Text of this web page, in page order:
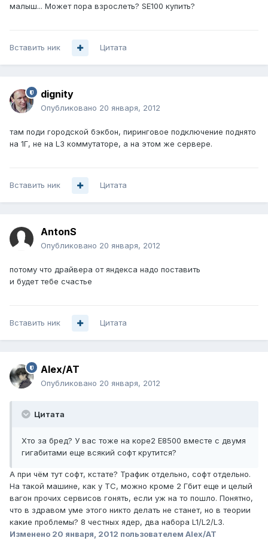
малыш... Может пора взрослеть? SE100 купить?
Вставить ник Цитата
dignity
Опубликовано 20 января, 2012
там поди городской бэкбон, пиринговое подключение поднято
на 1Г, не на L3 коммутаторе, а на этом же сервере.
Вставить ник Цитата
AntonS
Опубликовано 20 января, 2012
потому что драйвера от яндекса надо поставить
и будет тебе счастье
Вставить ник Цитата
Alex/AT
Опубликовано 20 января, 2012
Цитата
Xто за бред? У вас тоже на коре2 Е8500 вместе с двумя
гигабитами еще всякий софт крутится?
А при чём тут софт, кстате? Трафик отдельно, софт отдельно.
На такой машине, как у ТС, можно кроме 2 Гбит еще и целый
вагон прочих сервисов гонять, если уж на то пошло. Понятно,
что в здравом уме этого никто делать не станет, но в теории
какие проблемы? 8 честных ядер, два набора L1/L2/L3.
Изменено 20 января, 2012 пользователем Alex/AT